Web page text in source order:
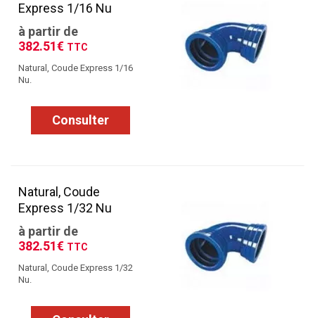
Express 1/16 Nu
à partir de
382.51€ TTC
Natural, Coude Express 1/16
Nu.
Consulter
Natural, Coude
Express 1/32 Nu
à partir de
382.51€ TTC
Natural, Coude Express 1/32
Nu.